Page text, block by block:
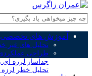
آموزش های تخصصی
تحلیل های غیر
طراحی
جداساز لرزه ای
تحلیل خطر لرزه